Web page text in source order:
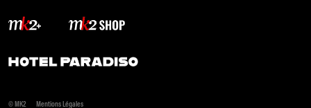
© MK2 Mentions Légales